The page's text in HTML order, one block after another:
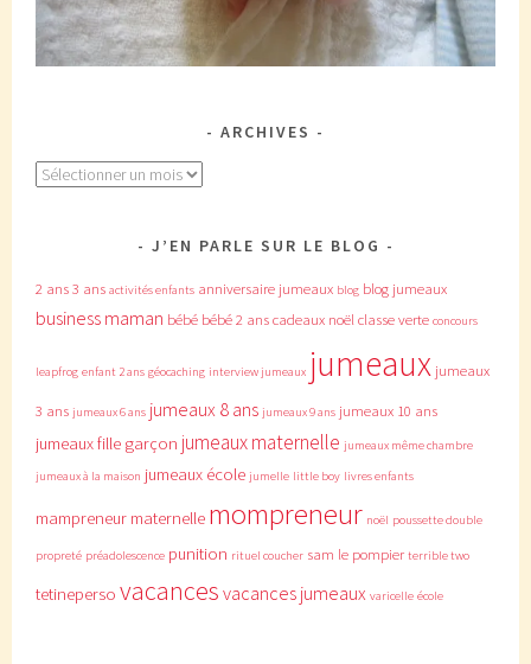
ARCHIVES
Archives
J’EN PARLE SUR LE BLOG
2 ans3 ans activités enfants anniversaire jumeaux blog blog jumeaux
business maman bébé bébé 2 anscadeaux noëlclasse verte concours
leapfrog enfant 2 ans géocaching interview jumeaux jumeaux jumeaux
3 ans jumeaux 6 ans jumeaux 8 ans jumeaux 9 ans jumeaux 10 ans
jumeaux fille garçon jumeaux maternelle jumeaux même chambre
jumeaux à la maison jumeaux école jumelle little boy livres enfants
mampreneur maternelle mompreneur noël poussette double
propreté préadolescence punition rituel coucher sam le pompier terrible two
tetineperso vacances vacances jumeaux varicelle école